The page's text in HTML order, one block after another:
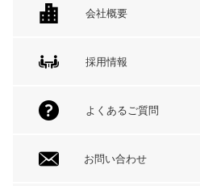
会社概要
採用情報
よくあるご質問
お問い合わせ